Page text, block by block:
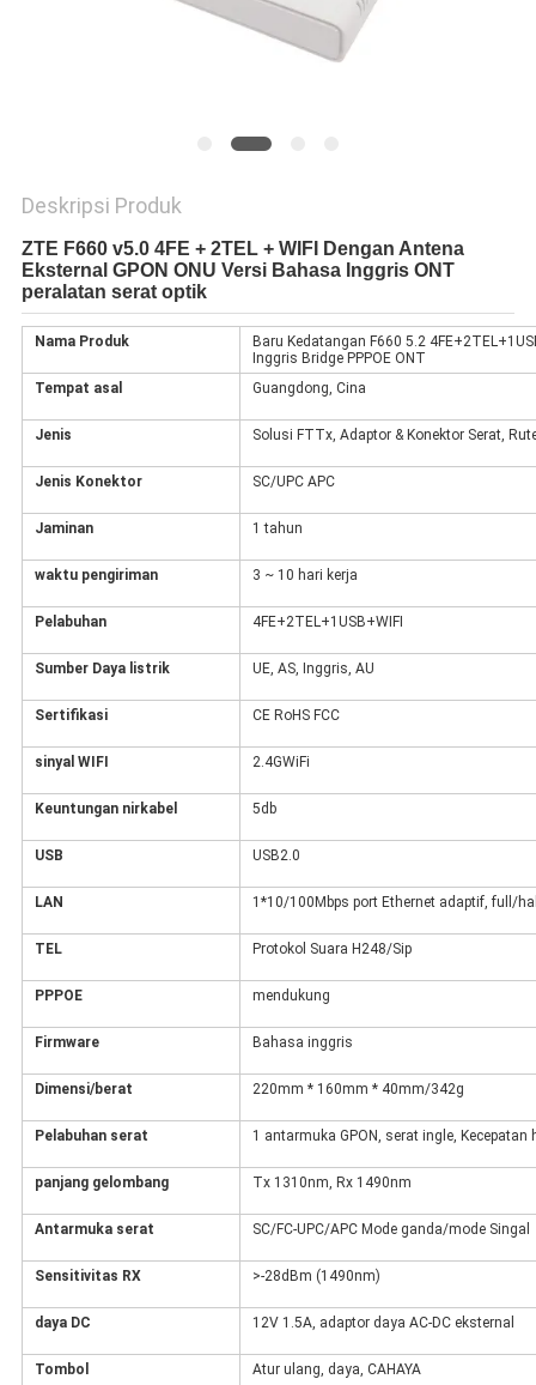
Deskripsi Produk
ZTE F660 v5.0 4FE + 2TEL + WIFI Dengan Antena
Eksternal GPON ONU Versi Bahasa Inggris ONT
peralatan serat optik
Nama Produk
Baru Kedatangan F660 5.2
Inggris Bridge PPPOE ONT
Tempat asal
Guangdong, Cina
Jenis Solusi FTTx, Adaptor & Konektor Serat,
Jenis Konektor SC/UPC APC
Jaminan 1 tahun
waktu pengiriman 3 ~ 10 hari kerja
Pelabuhan 4FE+2TEL+1USB+WIFI
Sumber Daya listrik UE, AS, Inggris, AU
Sertifikasi CE RoHS FCC
sinyal WIFI 2.4GWiFi
Keuntungan nirkabel 5db
USB USB2.0
LAN 1*10/100Mbps port Ethernet adaptif, full/
TEL Protokol Suara H248/Sip
PPPOE mendukung
Firmware Bahasa inggris
Dimensi/berat 220mm * 160mm * 40mm/342g
Pelabuhan serat 1 antarmuka GPON, serat ingle, Kecepatan
panjang gelombang Tx 1310nm, Rx 1490nm
Antarmuka serat SC/FC-UPC/APC Mode ganda/mode Singal
Sensitivitas RX >-28dBm (1490nm)
daya DC 12V 1.5A, adaptor daya AC-DC eksternal
Tombol Atur ulang, daya, CAHAYA